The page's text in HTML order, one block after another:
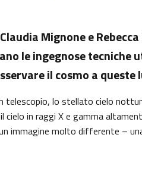
Mignone e
le ingegnose tecniche
il cosmo a queste
telescopio, lo stellato cielo
cielo in raggi X e gamma
immagine molto differente –